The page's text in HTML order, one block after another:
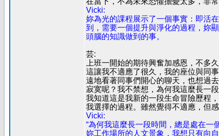
Vicki:
妳為光的課程展示了一個事實：即活
到，需要一個提升與淨化的過程，妳
頭腦的知識做到的事。
芸:
上班一開始的期待興奮加感恩，不多
這讓我不適應了很久，我的座位與同
遠地看著同事們開心的聊天，也想過
寂寞呢？我不禁想，為何我這麼長一
我知道這是我新的一段生命冒險歷程
我選擇的過程。雖然覺得不適應，但
Vicki:
“為何我這麼長一段時間，總是處在一
妳工作場所的人文景象，我想只有向